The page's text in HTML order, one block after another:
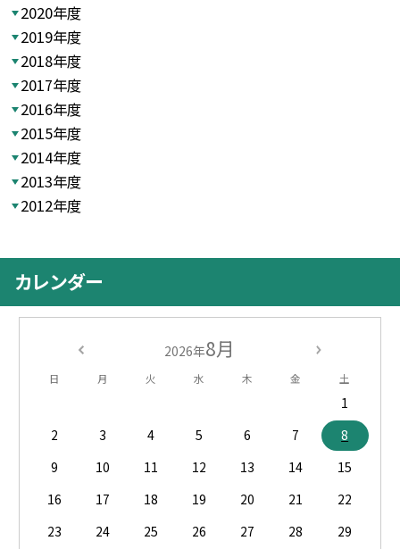
2020年度
2019年度
2018年度
2017年度
2016年度
2015年度
2014年度
2013年度
2012年度
カレンダー
2026年8月
日 月 火 水 木 金 土
1
2
3 4 5 6 7
8
9
10 11 12 13 14
15
16
17 18 19 20 21
22
23
24 25 26 27 28
29